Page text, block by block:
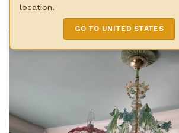
location.
GO TO UNITED STATES
Vendramin ca 'rezzonico